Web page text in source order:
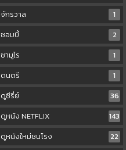
จักรวาล
1
ซอมบี้
2
ซามูไร
1
ดนตรี
1
ดูซีรี่ย์
36
ดูหนัง NETFLIX
143
ดูหนังใหม่ชนโรง
22